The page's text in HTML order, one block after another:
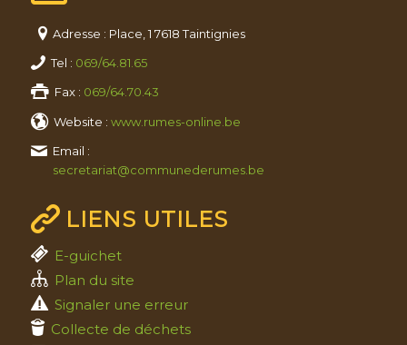
Adresse : Place, 1 7618 Taintignies
Tel : 069/64.81.65
Fax : 069/64.70.43
Website :www.rumes-online.be
Email :
secretariat@communederumes.be
LIENS UTILES
E-guichet
Plan du site
Signaler une erreur
Collecte de déchets